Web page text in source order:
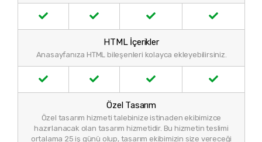
HTML İçerikler
Anasayfanıza HTML bileşenleri kolayca ekleyebilirsiniz.
Özel Tasarım
Özel tasarım hizmeti talebinize istinaden ekibimizce
hazırlanacak olan tasarım hizmetidir. Bu hizmetin teslimi
ortalama 25 iş günü olup, tasarım ekibimizin size vereceği